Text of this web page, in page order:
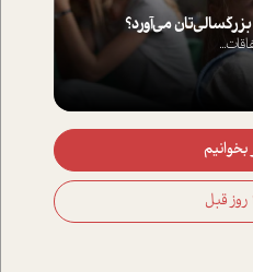
می‌آورد؟